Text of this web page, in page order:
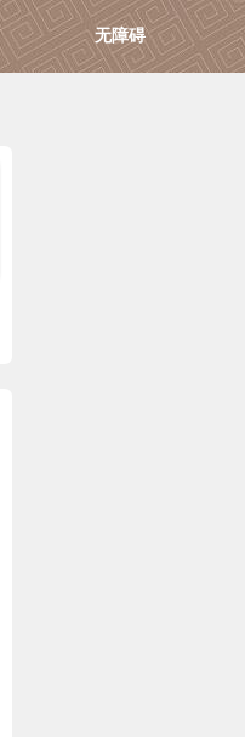
无障碍